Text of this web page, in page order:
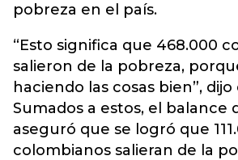
pobreza en el país.
“Esto significa que 468.000
salieron de la pobreza,
haciendo las cosas bien”,
Sumados a estos, el balance
aseguró que se logró que
colombianos salieran de la